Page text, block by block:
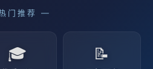
门推荐 —
🎓 📝